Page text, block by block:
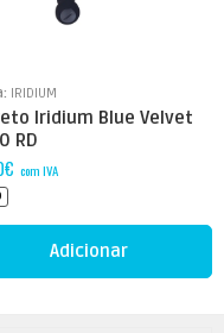
IRIDIUM
Iridium Blue Velvet
RD
€ com IVA
Adicionar